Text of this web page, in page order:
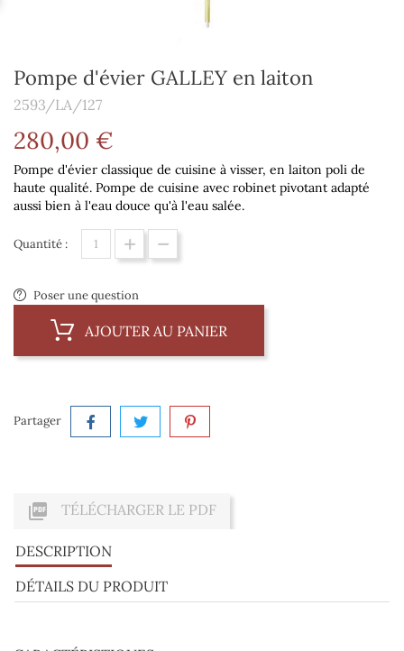
Pompe d'évier GALLEY en laiton
2593/LA/127
280,00 €
Pompe d'évier classique de cuisine à visser, en laiton poli de
haute qualité. Pompe de cuisine avec robinet pivotant adapté
aussi bien à l'eau douce qu'à l'eau salée.
Quantité :
Poser une question
AJOUTER AU PANIER
Partager
 TÉLÉCHARGER LE PDF
DESCRIPTION
DÉTAILS DU PRODUIT